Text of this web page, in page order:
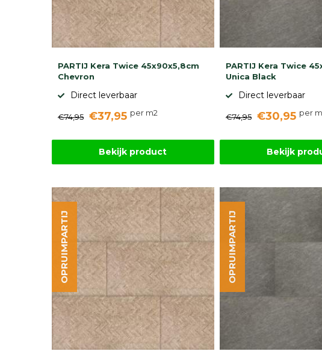
PARTIJ Kera Twice 45x90x5,8cm
Chevron
Direct leverbaar
€74,95 €37,95 per m2
Bekijk product
PARTIJ Kera Twice
Unica Black
Direct leverbaar
€74,95 €30,95 per
Bekijk
OPRUIMPARTIJ OPRUIMPARTIJ